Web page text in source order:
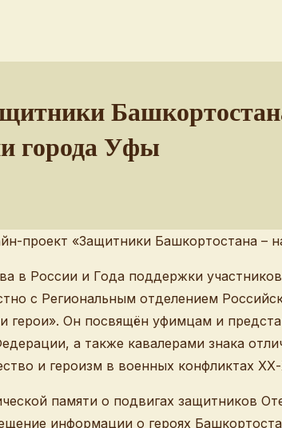
города Уфы
в России и Года поддержки
с Региональным отделением
герои». Он посвящён уфимцам и
а также кавалерами знака
и героизм в военных конфликтах
памяти о подвигах защитников
информации о героях